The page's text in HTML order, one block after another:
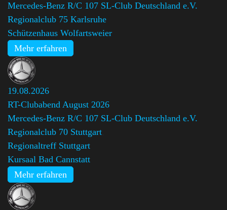
Mercedes-Benz R/C 107 SL-Club Deutschland e.V.
Regionalclub 75 Karlsruhe
Schützenhaus Wolfartsweier
Mehr erfahren
19.08.2026
RT-Clubabend August 2026
Mercedes-Benz R/C 107 SL-Club Deutschland e.V.
Regionalclub 70 Stuttgart
Regionaltreff Stuttgart
Kursaal Bad Cannstatt
Mehr erfahren